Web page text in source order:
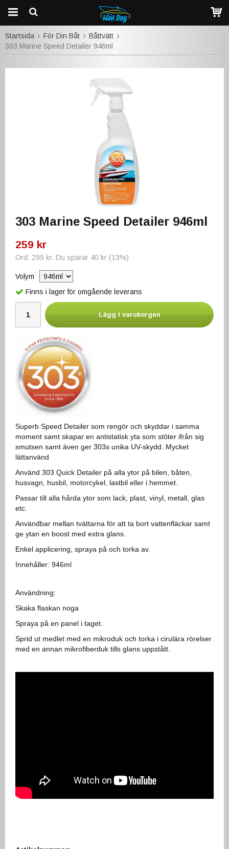
Startsida För Din Båt
Båttvätt
303 Marine Speed Detailer 946ml
303 Marine Speed Detailer 946ml
259 kr
Ord. 299 kr. Du sparar 40 kr (13%)
Volym
Finns i lager för omgående leverans
Lägg i varukorgen
Superb Speed Detailer som rengör och skyddar i samma
moment samt skapar en antistatisk yta som stöter ifrån sig
smutsen samt även ger 303s unika UV-skydd. Mycket
lättanvänd
Använd 303 Quick Detailer på alla ytor på bilen, båten,
husvagn, husbil, motorcykel, lastbil eller i hemmet.
Passar till alla hårda ytor som lack, plast, vinyl, metall, glas
etc.
Användbar mellan tvättarna för att ta bort vattenfläckar samt
ge ytan en boost med extra glans.
Enkel applicering, spraya på och torka av.
Innehåller: 946ml
Användning:
Skaka flaskan noga
Spraya på en panel i taget.
Sprid ut medlet med en mikroduk och torka i cirulära rörelser
med en annan mikrofiberduk tills glans uppstått.